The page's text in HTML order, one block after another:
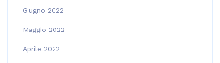
Giugno 2022
Maggio 2022
Aprile 2022